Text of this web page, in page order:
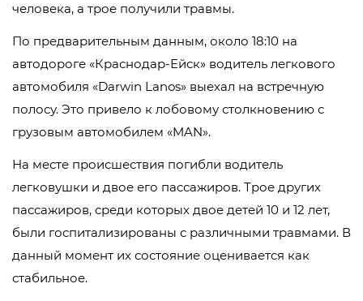
человека, а трое получили травмы.
По предварительным данным, около 18:10 на
автодороге «Краснодар-Ейск» водитель легкового
автомобиля «Darwin Lanos» выехал на встречную
полосу. Это привело к лобовому столкновению с
грузовым автомобилем «MAN».
На месте происшествия погибли водитель
легковушки и двое его пассажиров. Трое других
пассажиров, среди которых двое детей 10 и 12 лет,
были госпитализированы с различными травмами. В
данный момент их состояние оценивается как
стабильное.